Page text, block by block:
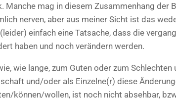
Manche mag in diesem Zusammenhang der
nerven, aber aus meiner Sicht ist das
einfach eine Tatsache, dass die
haben und noch verändern werden.
wie lange, zum Guten oder zum
und/oder als Einzelne(r) diese
können/wollen, ist noch nicht absehbar,